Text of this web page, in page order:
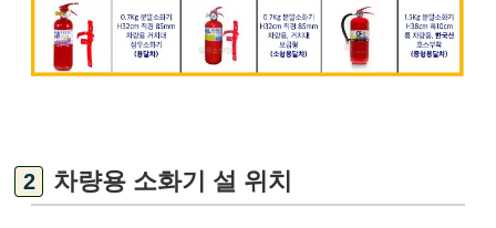
차량용 소화기 설 위치